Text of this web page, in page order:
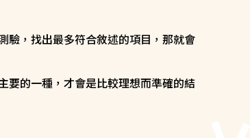
，找出最多符合敘述的項目，那就會
要的一種，才會是比較理想而準確的結